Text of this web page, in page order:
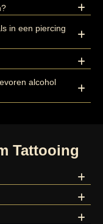
in een piercing
alcohol
Tattooing